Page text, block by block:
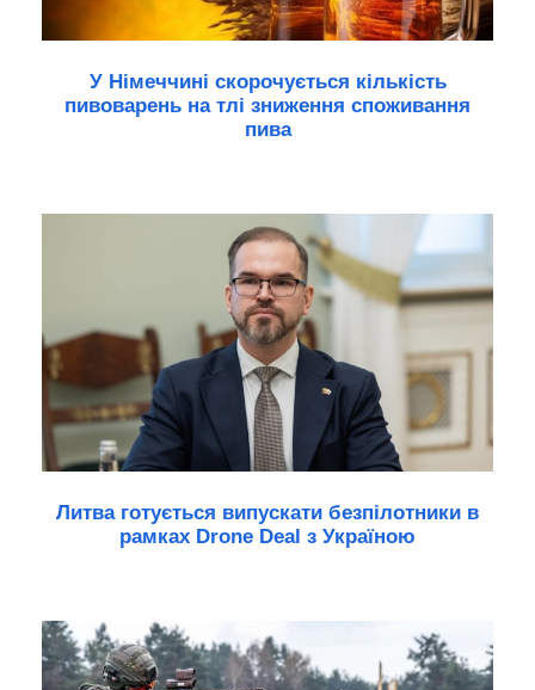
У Німеччині скорочується кількість
пивоварень на тлі зниження споживання
пива
Литва готується випускати безпілотники в
рамках Drone Deal з Україною